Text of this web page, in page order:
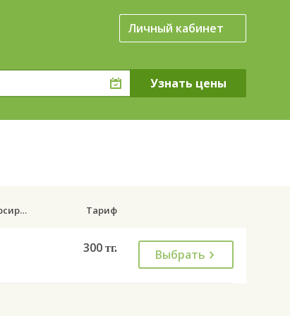
Личный кабинет
Дни курсирования Тариф
300 тг. Выбрать